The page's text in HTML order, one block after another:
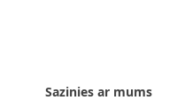
Sazinies ar mums